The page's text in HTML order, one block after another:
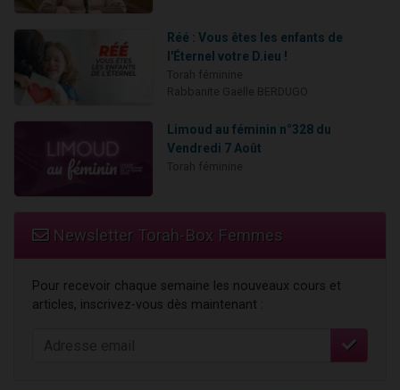
Réé : Vous êtes les enfants de
l'Éternel votre D.ieu !
Limoud au féminin n°328 du
Vendredi 7 Août
Newsletter Torah-Box Femmes
Pour recevoir chaque semaine les nouveaux cours et
articles, inscrivez-vous dès maintenant :